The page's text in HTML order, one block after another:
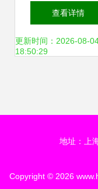
身，腾讯波分网
团队持续推进光
查看详情
更新时间：2026-08-
18:50:29
地址：上
Copyright © 2026